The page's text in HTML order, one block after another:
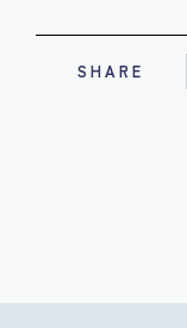
SHARE